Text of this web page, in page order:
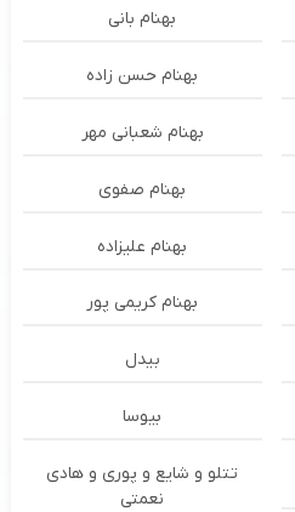
بهنام بانی
بهنام حسن زاده
بهنام شعبانی مهر
بهنام صفوی
بهنام علیزاده
بهنام کریمی پور
بیدل
بیوسا
تتلو و شایع و پوری و هادی
نعمتی